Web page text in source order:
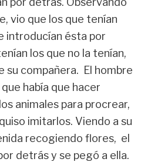
vio que los que tenían
introducían ésta por
los que no la tenían,
su compañera. El hombre
había que hacer
animales para procrear,
imitarlos. Viendo a su
recogiendo flores, el
detrás y se pegó a ella.